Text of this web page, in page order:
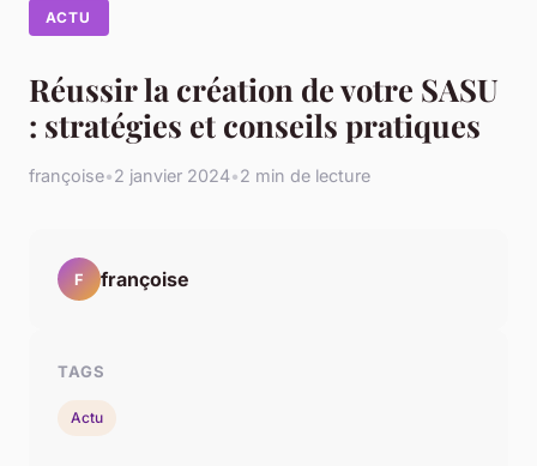
ACTU
Réussir la création de votre SASU
: stratégies et conseils pratiques
françoise•2 janvier 2024•2 min de lecture
F françoise
TAGS
Actu